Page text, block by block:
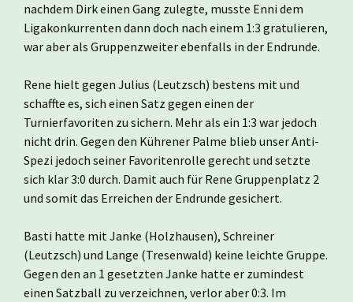
nachdem Dirk einen Gang zulegte, musste Enni dem
Ligakonkurrenten dann doch nach einem 1:3 gratulieren,
war aber als Gruppenzweiter ebenfalls in der Endrunde.
Rene hielt gegen Julius (Leutzsch) bestens mit und
schaffte es, sich einen Satz gegen einen der
Turnierfavoriten zu sichern. Mehr als ein 1:3 war jedoch
nicht drin. Gegen den Kührener Palme blieb unser Anti-
Spezi jedoch seiner Favoritenrolle gerecht und setzte
sich klar 3:0 durch. Damit auch für Rene Gruppenplatz 2
und somit das Erreichen der Endrunde gesichert.
Basti hatte mit Janke (Holzhausen), Schreiner
(Leutzsch) und Lange (Tresenwald) keine leichte Gruppe.
Gegen den an 1 gesetzten Janke hatte er zumindest
einen Satzball zu verzeichnen, verlor aber 0:3. Im